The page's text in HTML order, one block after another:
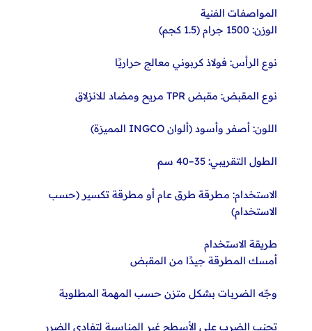
المواصفات الفنية
الوزن: 1500 جرام (1.5 كجم)
نوع الرأس: فولاذ كربوني معالج حراريًا
نوع المقبض: مقبض TPR مريح ومضاد للانزلاق
اللون: أصفر وأسود (ألوان INGCO المميزة)
الطول التقريبي: 35–40 سم
الاستخدام: مطرقة طرق عام أو مطرقة تكسير (حسب
الاستخدام)
طريقة الاستخدام
أمسك المطرقة جيدًا من المقبض
وجّه الضربات بشكل متزن حسب المهمة المطلوبة
تجنب الضرب على الأسطح غير المناسبة لتفادي الضرر